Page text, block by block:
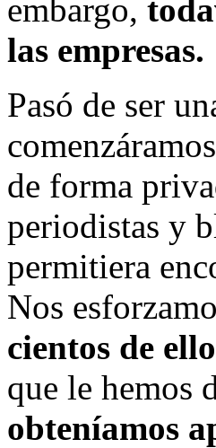
embargo,
las empresas.
Pasó de ser
de forma
periodistas y
permitiera
Nos
cientos de
que le hemos
obteníamos